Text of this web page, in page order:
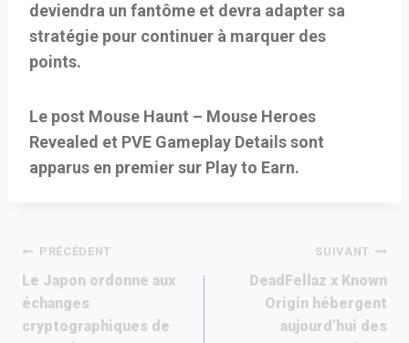
deviendra un fantôme et devra adapter sa
stratégie pour continuer à marquer des
points.
Le post Mouse Haunt – Mouse Heroes
Revealed et PVE Gameplay Details sont
apparus en premier sur Play to Earn.
Navigation
de
l’article
PRÉCÉDENT
Le Japon ordonne aux
échanges
cryptographiques de
SUIVANT
DeadFellaz x Known
Origin hébergent
aujourd’hui des